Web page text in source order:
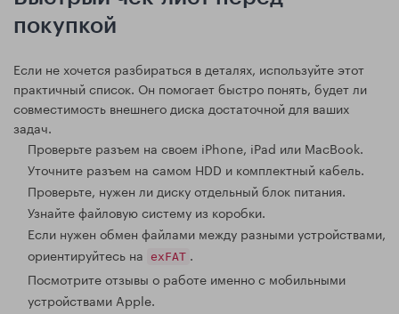
покупкой
Если не хочется разбираться в деталях, используйте этот
практичный список. Он помогает быстро понять, будет ли
совместимость внешнего диска достаточной для ваших
задач.
Проверьте разъем на своем iPhone, iPad или MacBook.
Уточните разъем на самом HDD и комплектный кабель.
Проверьте, нужен ли диску отдельный блок питания.
Узнайте файловую систему из коробки.
Если нужен обмен файлами между разными устройствами,
ориентируйтесь на exFAT .
Посмотрите отзывы о работе именно с мобильными
устройствами Apple.